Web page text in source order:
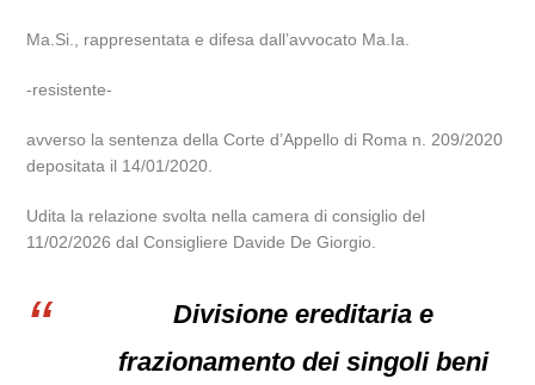
Ma.Si., rappresentata e difesa dall’avvocato Ma.Ia.
-resistente-
avverso la sentenza della Corte d’Appello di Roma n. 209/2020
depositata il 14/01/2020.
Udita la relazione svolta nella camera di consiglio del
11/02/2026 dal Consigliere Davide De Giorgio.
Divisione ereditaria e
frazionamento dei singoli beni